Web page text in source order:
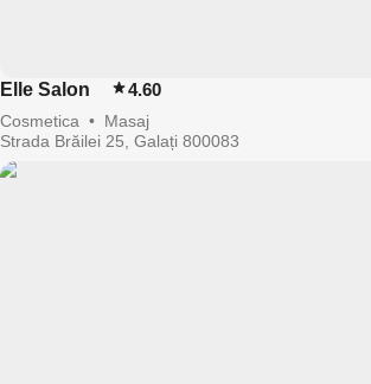
Elle Salon 4.60
Cosmetica • Masaj
Strada Brăilei 25, Galați 800083